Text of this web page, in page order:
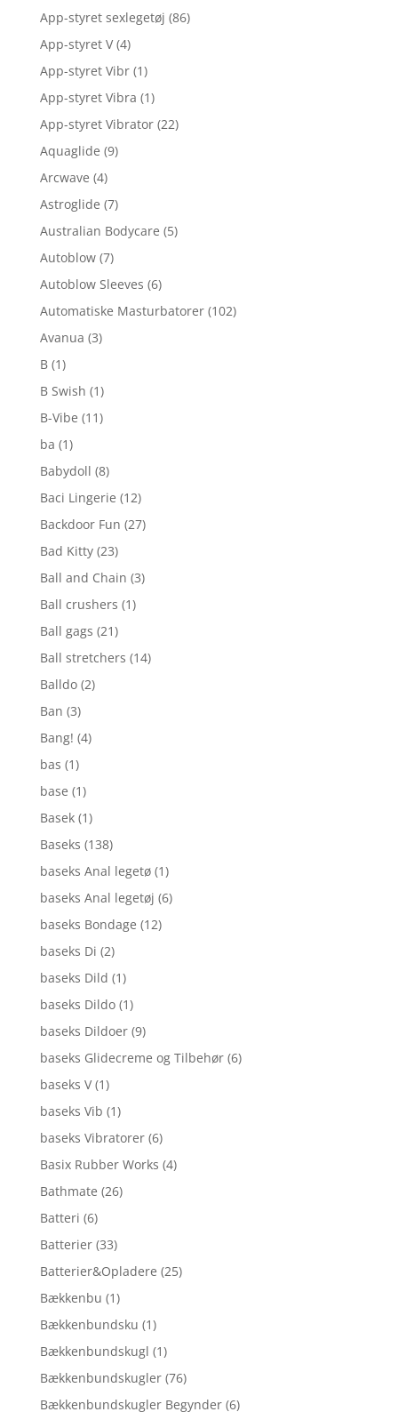
App-styret sexlegetøj (86)
App-styret V (4)
App-styret Vibr (1)
App-styret Vibra (1)
App-styret Vibrator (22)
Aquaglide (9)
Arcwave (4)
Astroglide (7)
Australian Bodycare (5)
Autoblow (7)
Autoblow Sleeves (6)
Automatiske Masturbatorer (102)
Avanua (3)
B (1)
B Swish (1)
B-Vibe (11)
ba (1)
Babydoll (8)
Baci Lingerie (12)
Backdoor Fun (27)
Bad Kitty (23)
Ball and Chain (3)
Ball crushers (1)
Ball gags (21)
Ball stretchers (14)
Balldo (2)
Ban (3)
Bang! (4)
bas (1)
base (1)
Basek (1)
Baseks (138)
baseks Anal legetø (1)
baseks Anal legetøj (6)
baseks Bondage (12)
baseks Di (2)
baseks Dild (1)
baseks Dildo (1)
baseks Dildoer (9)
baseks Glidecreme og Tilbehør (6)
baseks V (1)
baseks Vib (1)
baseks Vibratorer (6)
Basix Rubber Works (4)
Bathmate (26)
Batteri (6)
Batterier (33)
Batterier&Opladere (25)
Bækkenbu (1)
Bækkenbundsku (1)
Bækkenbundskugl (1)
Bækkenbundskugler (76)
Bækkenbundskugler Begynder (6)